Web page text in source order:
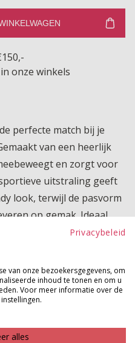
onze winkels
perfecte match bij je
van een heerlijk
en zorgt voor
uitstraling geeft
look, terwijl de pasvorm
op gemak. Ideaal
ontspannen weekend of
met de bijpassende
een comfy en toch
Privacybeleid
van onze bezoekersgegevens, om
inhoud te tonen en om u
Voor meer informatie over de
alles